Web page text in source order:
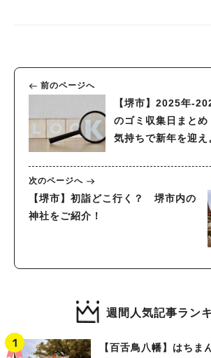
前のページへ
【堺市】2025年-
のゴミ収集日まとめ
気持ちで新年を迎え
次のページへ
【堺市】初詣どこ行く？ 堺市内の
神社をご紹介！
週間人気記事ラン
【百舌鳥八幡】はちま